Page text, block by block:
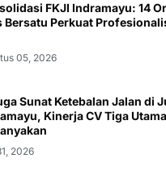
FKJI Indramayu: 14
Bersatu Perkuat
05, 2026
Sunat Ketebalan Jalan di
Kinerja CV Tiga Utama
2026